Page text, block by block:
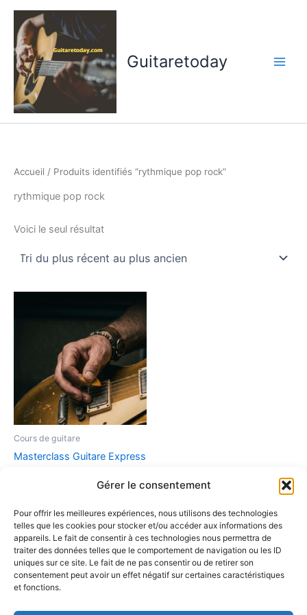
Gérer le consentement
Pour offrir les meilleures expériences, nous utilisons des technologies
telles que les cookies pour stocker et/ou accéder aux informations des
appareils. Le fait de consentir à ces technologies nous permettra de
traiter des données telles que le comportement de navigation ou les ID
uniques sur ce site. Le fait de ne pas consentir ou de retirer son
consentement peut avoir un effet négatif sur certaines caractéristiques
et fonctions.
Aller
contenu
Guitaretoday
Accueil / Produits identifiés “rythmique pop rock”
rythmique pop rock
Voici le seul résultat
Cours de guitare
Masterclass Guitare Express
7,90€
Ajouter au panier